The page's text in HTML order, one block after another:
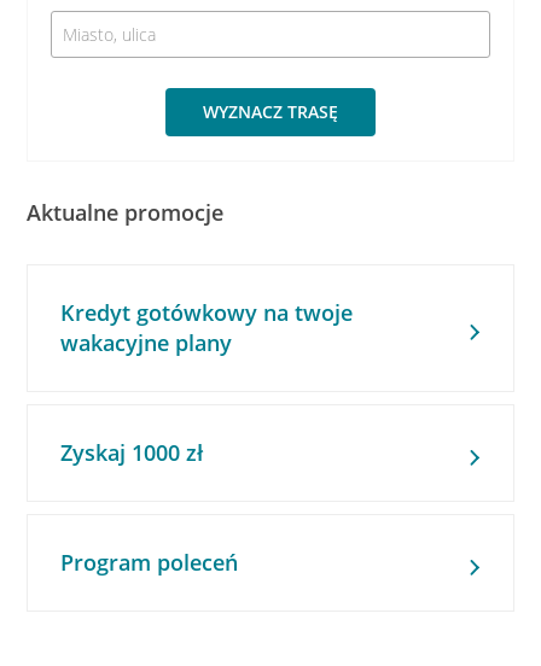
WYZNACZ TRASĘ
Aktualne promocje
Kredyt gotówkowy na twoje
wakacyjne plany
Zyskaj 1000 zł
Program poleceń